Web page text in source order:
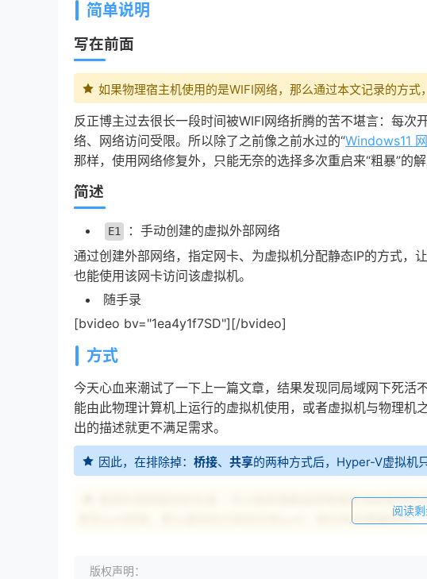
简单说明
写在前面
如果物理宿主机使用的是WIFI网络，那么通过本文记录的方式
反正博主过去很长一段时间被WIFI网络折腾的苦不堪言：每
络、网络访问受限。所以除了之前像之前水过的“Windows11
那样，使用网络修复外，只能无奈的选择多次重启来“粗暴”
简述
E1
：手动创建的虚拟外部网络
通过创建外部网络，指定网卡、为虚拟机分配静态IP的方式，
也能使用该网卡访问该虚拟机。
随手录
[bvideo bv="1ea4y1f7SD"][/bvideo]
方式
今天心血来潮试了一下上一篇文章，结果发现同局域网下死
能由此物理计算机上运行的虚拟机使用，或者虚拟机与物理
出的描述就更不满足需求。
因此，在排除掉： 桥接、 共享的两种方式后，Hyper-V虚拟机
使用外部网络的好处是：可以简单理解成将物理机当前使用
里有ipv6网络，那么虚拟机内部依旧有ipv6，相对来说便捷很多。
阅读
版权声明：